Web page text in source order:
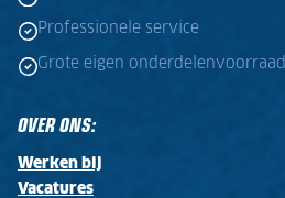
Professionele service
Grote eigen onderdelenvoorraad
OVER ONS:
Werken bij
Vacatures